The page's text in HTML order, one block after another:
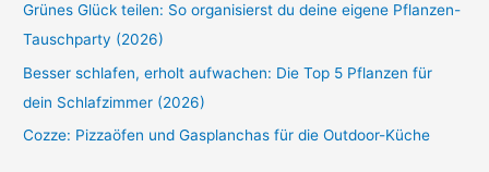
Grünes Glück teilen: So organisierst du deine eigene Pflanzen-
Tauschparty (2026)
Besser schlafen, erholt aufwachen: Die Top 5 Pflanzen für
dein Schlafzimmer (2026)
Cozze: Pizzaöfen und Gasplanchas für die Outdoor-Küche